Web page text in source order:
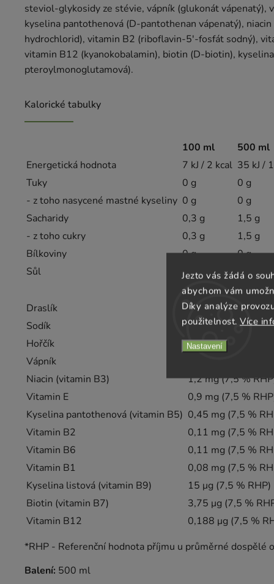
Jezto vás žádá o
abychom vám
Díky analýze
použitelnost. Více
Nastavení
steviol‑glykosidy ze stévie, vápník (glukonát vápenatý),
kyselina pantothenová (D‑pantothenan vápenatý),
hydrochlorid), vitamin B2 (riboflavin‑5'-fosfát sodný),
vitamin B12 (kyanokobalamin), biotin (D‑biotin),
pteroylmonoglutamová).
Kalorické tabulky
100 ml
500 ml
Energetická hodnota
7 kJ / 2 kcal 35 kJ /
Tuky
0 g
0 g
- z toho nasycené mastné kyseliny 0 g
0 g
Sacharidy
0,3 g
1,5 g
- z toho cukry
0,3 g
1,5 g
Bílkoviny
0 g
0 g
Sůl
0,12 g
0,58 g
100 ml
Draslík
60 mg (3 % RHP*)
Sodík
45 mg
Hořčík
30 mg (8 % RHP)
Vápník
Niacin (vitamin B3)
1,2 mg (7,5 %
Vitamin E
0,9 mg (7,5 %
Kyselina pantothenová (vitamin B5) 0,45 mg (7,5 %
Vitamin B2
0,11 mg (7,5 %
Vitamin B6
0,11 mg (7,5 %
Vitamin B1
0,08 mg (7,5 %
Kyselina listová (vitamin B9)
15 μg (7,5 % RHP)
Biotin (vitamin B7)
3,75 μg (7,5 %
Vitamin B12
0,188 μg (7,5 %
*RHP - Referenční hodnota příjmu u průměrné dospělé
Balení: 500 ml